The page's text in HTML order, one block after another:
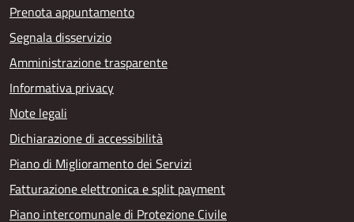
Prenota appuntamento
Segnala disservizio
Amministrazione trasparente
Informativa privacy
Note legali
Dichiarazione di accessibilità
Piano di Miglioramento dei Servizi
Fatturazione elettronica e split payment
Piano intercomunale di Protezione Civile